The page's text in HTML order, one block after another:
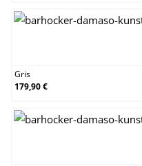
Gris
179,90 €